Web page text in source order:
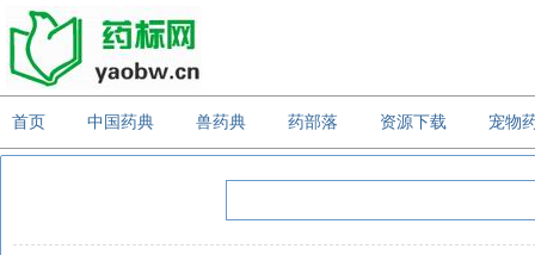
首页 中国药典 兽药典 药部落 资源下载 宠物